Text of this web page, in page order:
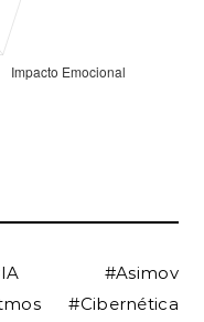
#Asimov
#Cibernética